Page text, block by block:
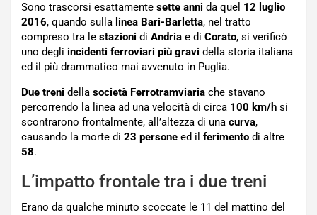
Sono trascorsi esattamente sette anni da quel 12 luglio
2016, quando sulla linea Bari-Barletta, nel tratto
compreso tra le stazioni di Andria e di Corato, si verificò
uno degli incidenti ferroviari più gravi della storia italiana
ed il più drammatico mai avvenuto in Puglia.
Due treni della società Ferrotramviaria che stavano
percorrendo la linea ad una velocità di circa 100 km/h si
scontrarono frontalmente, all’altezza di una curva,
causando la morte di 23 persone ed il ferimento di altre
58.
L’impatto frontale tra i due treni
Erano da qualche minuto scoccate le 11 del mattino del